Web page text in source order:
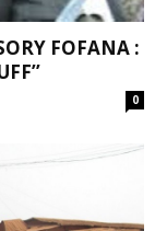
FOFANA :
0